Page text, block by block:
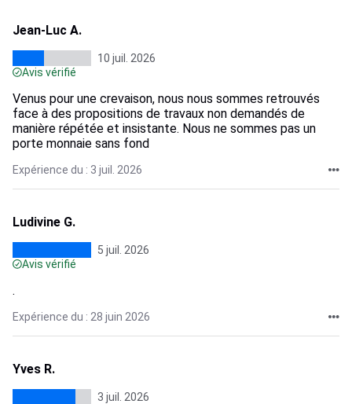
Jean-Luc A.
10 juil. 2026
Avis vérifié
Venus pour une crevaison, nous nous sommes retrouvés
face à des propositions de travaux non demandés de
manière répétée et insistante. Nous ne sommes pas un
porte monnaie sans fond
Expérience du : 3 juil. 2026
Ludivine G.
5 juil. 2026
Avis vérifié
.
Expérience du : 28 juin 2026
Yves R.
3 juil. 2026